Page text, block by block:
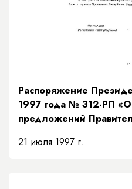
Распоряжение
1997 года № 312-РП
предложений
бюджета на основании
21 июля 1997 г.